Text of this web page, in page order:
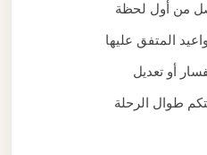
من أول لحظة
المتفق عليها
أو تعديل
طوال الرحلة